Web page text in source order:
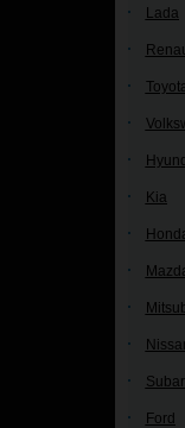
Lada
Kia
Ford